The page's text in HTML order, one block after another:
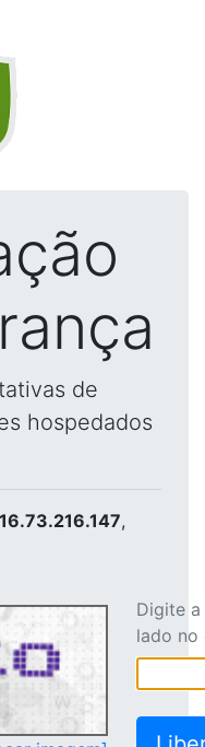
de
hospedados
,
Digite
lado no